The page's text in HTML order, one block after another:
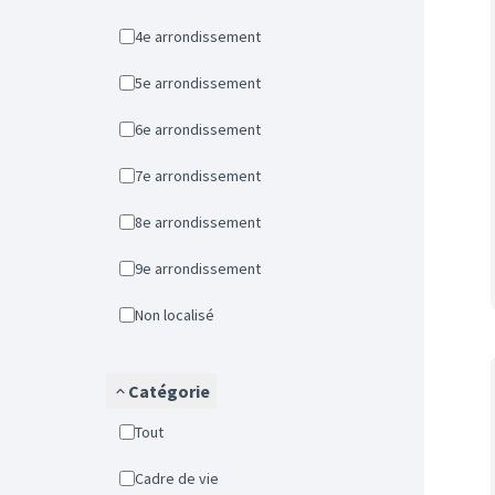
4e arrondissement
5e arrondissement
6e arrondissement
7e arrondissement
8e arrondissement
9e arrondissement
Non localisé
Catégorie
Tout
Cadre de vie